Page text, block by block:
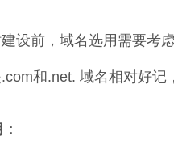
设前，域名选用需要考
和.net. 域名相对好记